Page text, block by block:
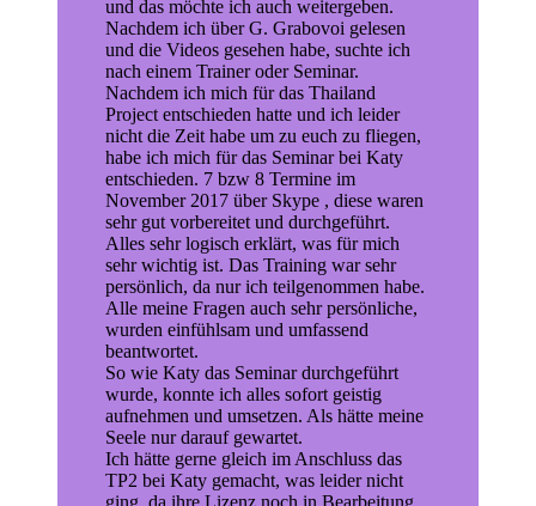
und das möchte ich auch weitergeben.
Nachdem ich über G. Grabovoi gelesen
und die Videos gesehen habe, suchte ich
nach einem Trainer oder Seminar.
Nachdem ich mich für das Thailand
Project entschieden hatte und ich leider
nicht die Zeit habe um zu euch zu fliegen,
habe ich mich für das Seminar bei Katy
entschieden. 7 bzw 8 Termine im
November 2017 über Skype , diese waren
sehr gut vorbereitet und durchgeführt.
Alles sehr logisch erklärt, was für mich
sehr wichtig ist. Das Training war sehr
persönlich, da nur ich teilgenommen habe.
Alle meine Fragen auch sehr persönliche,
wurden einfühlsam und umfassend
beantwortet.
So wie Katy das Seminar durchgeführt
wurde, konnte ich alles sofort geistig
aufnehmen und umsetzen. Als hätte meine
Seele nur darauf gewartet.
Ich hätte gerne gleich im Anschluss das
TP2 bei Katy gemacht, was leider nicht
ging, da ihre Lizenz noch in Bearbeitung